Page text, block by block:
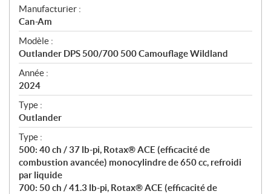
S
p
é
c
i
f
i
c
a
t
i
o
n
s
Manufacturier :
Can-Am
Modèle :
Outlander DPS 500/700 500 Camouflage Wildland
Année :
2024
Type :
Outlander
Type :
500: 40 ch / 37 lb-pi, Rotax® ACE (efficacité de
combustion avancée) monocylindre de 650 cc, refroidi
par liquide
700: 50 ch / 41.3 lb-pi, Rotax® ACE (efficacité de